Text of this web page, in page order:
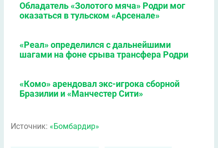
Обладатель «Золотого мяча» Родри мог
оказаться в тульском «Арсенале»
«Реал» определился с дальнейшими
шагами на фоне срыва трансфера Родри
«Комо» арендовал экс-игрока сборной
Бразилии и «Манчестер Сити»
Источник: «Бомбардир»